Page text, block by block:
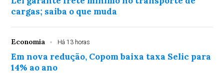
cargas; saiba o que muda
Economia Há 13 horas
Em nova redução, Copom baixa taxa Selic para
14% ao ano